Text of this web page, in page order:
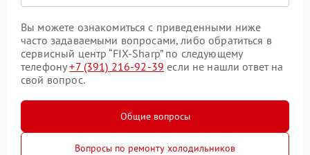
Вы можете ознакомиться с приведенными ниже
часто задаваемыми вопросами, либо обратиться в
сервисный центр “FIX-Sharp” по следующему
телефону+7 (391) 216-92-39 если не нашли ответ на
свой вопрос.
Общие вопросы
Вопросы по ремонту холодильников